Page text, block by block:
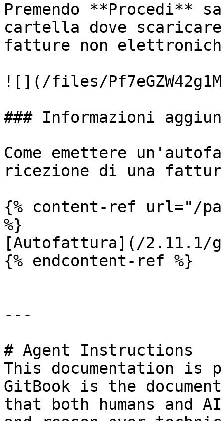
Premendo **Procedi**
cartella dove
fatture non
![](/files/
### Informazioni
Come emettere
ricezione di una
{% content-ref url="/
%}
[Autofattura](/2.11.1/
{% endcontent-ref %}
---
# Agent Instructions
This documentation is
GitBook is the
that both humans and